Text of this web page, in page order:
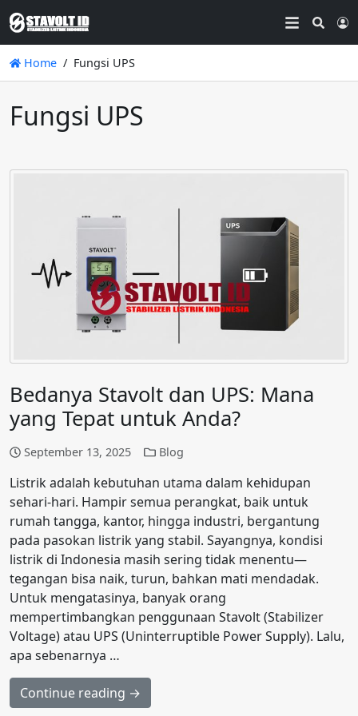
Home Fungsi UPS
Fungsi UPS
Bedanya Stavolt dan UPS: Mana
yang Tepat untuk Anda?
September 13, 2025 Blog
Listrik adalah kebutuhan utama dalam kehidupan
sehari-hari. Hampir semua perangkat, baik untuk
rumah tangga, kantor, hingga industri, bergantung
pada pasokan listrik yang stabil. Sayangnya, kondisi
listrik di Indonesia masih sering tidak menentu—
tegangan bisa naik, turun, bahkan mati mendadak.
Untuk mengatasinya, banyak orang
mempertimbangkan penggunaan Stavolt (Stabilizer
Voltage) atau UPS (Uninterruptible Power Supply). Lalu,
apa sebenarnya …
Continue reading →